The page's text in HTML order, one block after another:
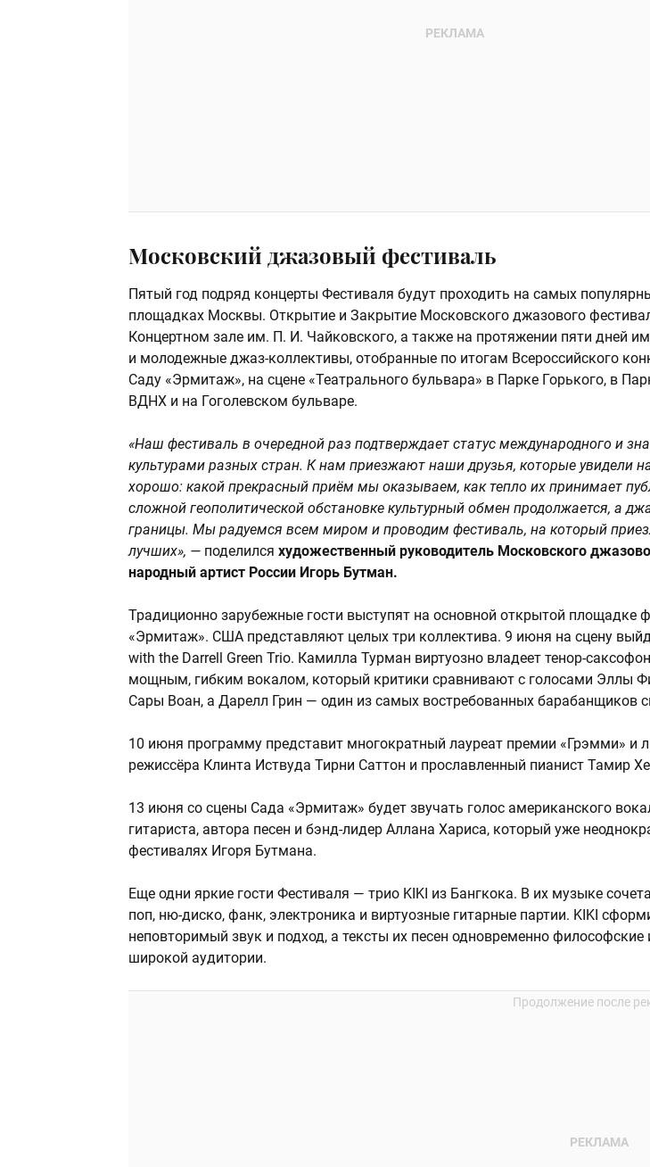
Московский джазовый фестиваль
Пятый год подряд концерты Фестиваля будут проходить на самых
площадках Москвы. Открытие и Закрытие Московского джазового
Концертном зале им. П. И. Чайковского, а также на протяжении пяти дней
и молодежные джаз-коллективы, отобранные по итогам Всероссийского
Саду «Эрмитаж», на сцене «Театрального бульвара» в Парке Горького, в
ВДНХ и на Гоголевском бульваре.
«Наш фестиваль в очередной раз подтверждает статус международного и
культурами разных стран. К нам приезжают наши друзья, которые увидели
хорошо: какой прекрасный приём мы оказываем, как тепло их принимает
сложной геополитической обстановке культурный обмен продолжается, а
границы. Мы радуемся всем миром и проводим фестиваль, на который
лучших», — поделился художественный руководитель Московского
народный артист России Игорь Бутман.
Традиционно зарубежные гости выступят на основной открытой площадке
«Эрмитаж». США представляют целых три коллектива. 9 июня на сцену
with the Darrell Green Trio. Камилла Турман виртуозно владеет тенор-
мощным, гибким вокалом, который критики сравнивают с голосами Эллы
Сары Воан, а Дарелл Грин — один из самых востребованных барабанщиков
10 июня программу представит многократный лауреат премии «Грэмми» и
режиссёра Клинта Иствуда Тирни Саттон и прославленный пианист Тамир
13 июня со сцены Сада «Эрмитаж» будет звучать голос американского
гитариста, автора песен и бэнд-лидер Аллана Хариса, который уже
фестивалях Игоря Бутмана.
Еще одни яркие гости Фестиваля — трио KIKI из Бангкока. В их музыке
поп, ню-диско, фанк, электроника и виртуозные гитарные партии. KIKI
неповторимый звук и подход, а тексты их песен одновременно философские
широкой аудитории.